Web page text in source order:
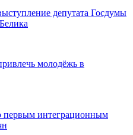
депутата Госдумы
молодёжь в
первым интеграционным